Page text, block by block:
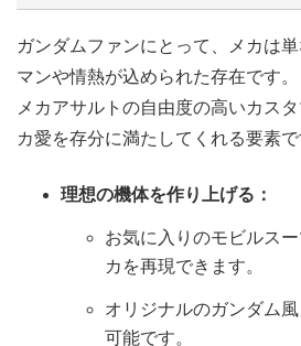
ガンダムファンにとって、メカは
マンや情熱が込められた存在です。
メカアサルトの自由度の高いカス
カ愛を存分に満たしてくれる要素で
理想の機体を作り上げる：
お気に入りのモビルス
カを再現できます。
オリジナルのガンダム
可能です。